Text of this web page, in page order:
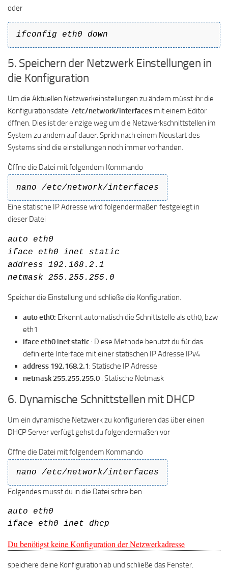
oder
ifconfig eth0 down
5. Speichern der Netzwerk Einstellungen in
die Konfiguration
Um die Aktuellen Netzwerkeinstellungen zu ändern müsst ihr die
Konfigurationsdatei /etc/network/interfaces mit einem Editor
öffnen. Dies ist der einzige weg um die Netzwerkschnittstellen im
System zu ändern auf dauer. Sprich nach einem Neustart des
Systems sind die einstellungen noch immer vorhanden.
Öffne die Datei mit folgendem Kommando
nano /etc/network/interfaces
Eine statische IP Adresse wird folgendermaßen festgelegt in
dieser Datei
auto eth0
iface eth0 inet static
address 192.168.2.1
netmask 255.255.255.0
Speicher die Einstellung und schließe die Konfiguration.
auto eth0: Erkennt automatisch die Schnittstelle als eth0, bzw
eth1
iface eth0 inet static : Diese Methode benutzt du für das
definierte Interface mit einer statischen IP Adresse IPv4
address 192.168.2.1: Statische IP Adresse
netmask 255.255.255.0 : Statische Netmask
6. Dynamische Schnittstellen mit DHCP
Um ein dynamische Netzwerk zu konfigurieren das über einen
DHCP Server verfügt gehst du folgendermaßen vor
Öffne die Datei mit folgendem Kommando
nano /etc/network/interfaces
Folgendes musst du in die Datei schreiben
auto eth0
iface eth0 inet dhcp
Du benötigst keine Konfiguration der Netzwerkadresse
speichere deine Konfiguration ab und schließe das Fenster.